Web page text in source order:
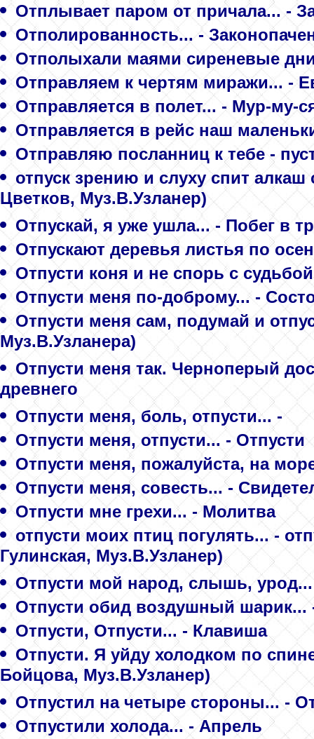
Отплывает паром от причала... -
Отполированность... -
Отполыхали маями сиреневые
Отправляем к чертям миражи... -
Отправляется в полет... - Мур-му-
Отправляется в рейс наш
Отправляю посланниц к тебе -
отпуск зрению и слуху спит
Цветков, Муз.В.Узланер)
Отпускай, я уже ушла... - Побег в
Отпускают деревья листья по
Отпусти коня и не спорь с
Отпусти меня по-доброму... -
Отпусти меня сам, подумай и
Муз.В.Узланера)
Отпусти меня так. Черноперый
древнего
Отпусти меня, боль, отпусти... -
Отпусти меня, отпусти... - Отпусти
Отпусти меня, пожалуйста, на
Отпусти меня, совесть... -
Отпусти мне грехи... - Молитва
отпусти моих птиц погулять... -
Гулинская, Муз.В.Узланер)
Отпусти мой народ, слышь,
Отпусти обид воздушный шарик...
Отпусти, Отпусти... - Клавиша
Отпусти. Я уйду холодком по
Бойцова, Муз.В.Узланер)
Отпустил на четыре стороны... -
Отпустили холода... - Апрель